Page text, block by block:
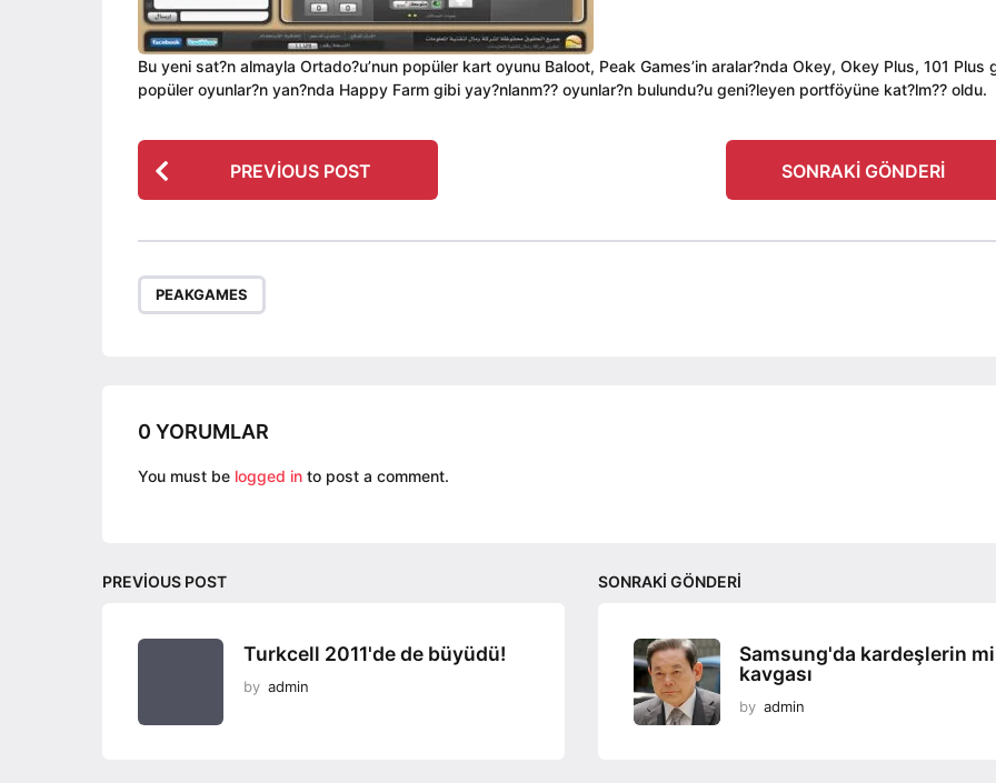
Bu yeni sat?n almayla Ortado?u’nun popüler kart oyunu Baloot, Peak Games’in aralar?nda Okey, Okey Plus, 101 Plus
popüler oyunlar?n yan?nda Happy Farm gibi yay?nlanm?? oyunlar?n bulundu?u geni?leyen portföyüne kat?lm?? oldu.
P
o
t
P
a
a
t
PREVIOUS POST SONRAKI GÖNDERI
PEAKGAMES
0 YORUMLAR
You must be logged in to post a comment.
PREVIOUS POST
Turkcell 2011'de de büyüdü!
by admin
SONRAKI GÖNDERI
Samsung'da kardeşlerin
kavgası
by admin